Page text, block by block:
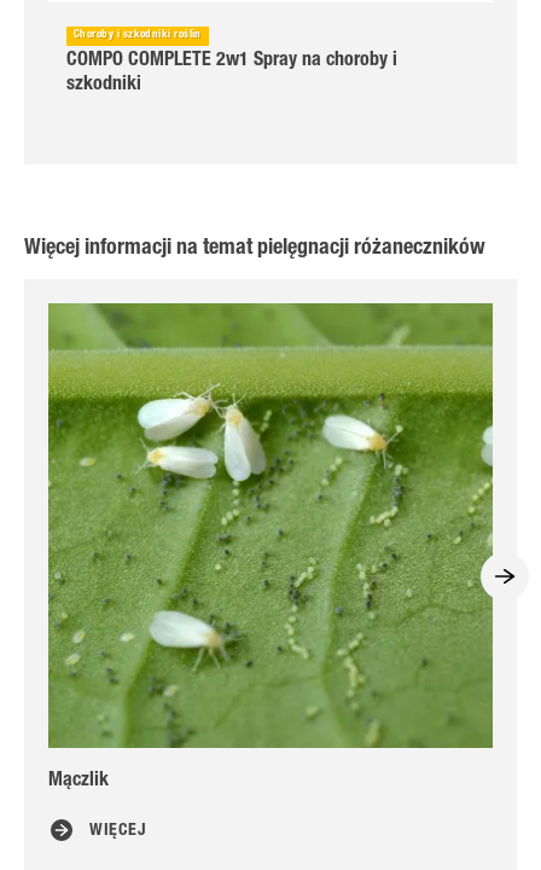
Choroby i szkodniki roślin
COMPO COMPLETE 2w1 Spray na choroby i
szkodniki
Więcej informacji na temat pielęgnacji różaneczników
Mączlik
WIĘCEJ